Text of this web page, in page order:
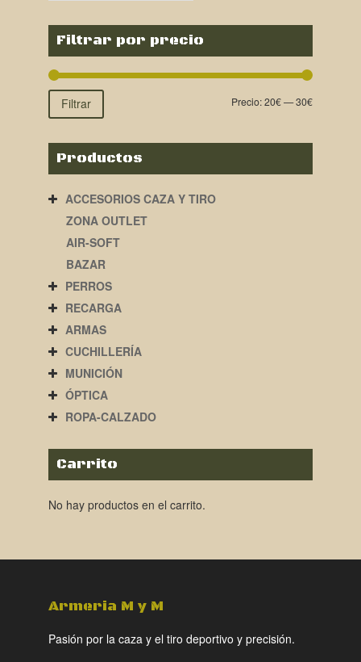
Filtrar por precio
Filtrar Precio:20€—30€
Productos
ACCESORIOS CAZA Y TIRO
ZONA OUTLET
AIR-SOFT
BAZAR
PERROS
RECARGA
ARMAS
CUCHILLERÍA
MUNICIÓN
ÓPTICA
ROPA-CALZADO
Carrito
No hay productos en el carrito.
Armeria M y M
Pasión por la caza y el tiro deportivo y precisión.